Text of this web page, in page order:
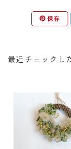
保存
最近チェックし